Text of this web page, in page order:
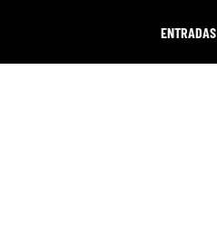
ENTRADAS